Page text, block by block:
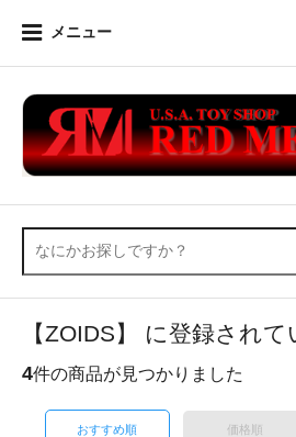
メニュー
【ZOIDS】 に登録され
4件の商品が見つかりました
おすすめ順 価格順